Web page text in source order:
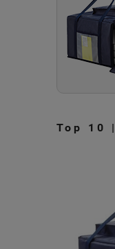
Top 10